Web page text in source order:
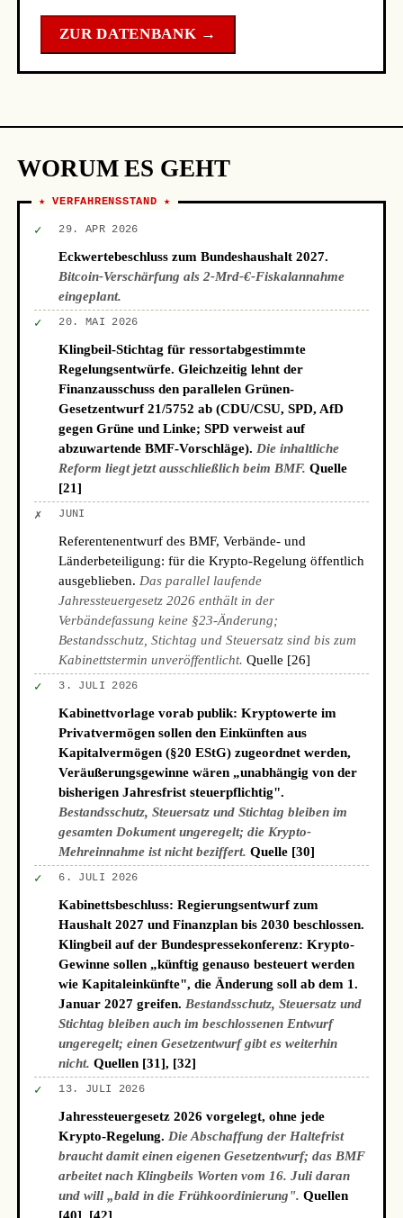
ZUR DATENBANK →
WORUM ES GEHT
★ VERFAHRENSSTAND ★
✓ 29. APR 2026
Eckwertebeschluss zum Bundeshaushalt 2027.
Bitcoin-Verschärfung als 2-Mrd-€-Fiskalannahme
eingeplant.
✓ 20. MAI 2026
Klingbeil-Stichtag für ressortabgestimmte
Regelungsentwürfe. Gleichzeitig lehnt der
Finanzausschuss den parallelen Grünen-
Gesetzentwurf 21/5752 ab (CDU/CSU, SPD, AfD
gegen Grüne und Linke; SPD verweist auf
abzuwartende BMF-Vorschläge). Die inhaltliche
Reform liegt jetzt ausschließlich beim BMF. Quelle
[21]
✗ JUNI
Referentenentwurf des BMF, Verbände- und
Länderbeteiligung: für die Krypto-Regelung öffentlich
ausgeblieben. Das parallel laufende
Jahressteuergesetz 2026 enthält in der
Verbändefassung keine §23-Änderung;
Bestandsschutz, Stichtag und Steuersatz sind bis zum
Kabinettstermin unveröffentlicht. Quelle [26]
✓ 3. JULI 2026
Kabinettvorlage vorab publik: Kryptowerte im
Privatvermögen sollen den Einkünften aus
Kapitalvermögen (§20 EStG) zugeordnet werden,
Veräußerungsgewinne wären „unabhängig von der
bisherigen Jahresfrist steuerpflichtig".
Bestandsschutz, Steuersatz und Stichtag bleiben im
gesamten Dokument ungeregelt; die Krypto-
Mehreinnahme ist nicht beziffert. Quelle [30]
✓ 6. JULI 2026
Kabinettsbeschluss: Regierungsentwurf zum
Haushalt 2027 und Finanzplan bis 2030 beschlossen.
Klingbeil auf der Bundespressekonferenz: Krypto-
Gewinne sollen „künftig genauso besteuert werden
wie Kapitaleinkünfte", die Änderung soll ab dem 1.
Januar 2027 greifen. Bestandsschutz, Steuersatz und
Stichtag bleiben auch im beschlossenen Entwurf
ungeregelt; einen Gesetzentwurf gibt es weiterhin
nicht. Quellen [31], [32]
✓ 13. JULI 2026
Jahressteuergesetz 2026 vorgelegt, ohne jede
Krypto-Regelung. Die Abschaffung der Haltefrist
braucht damit einen eigenen Gesetzentwurf; das BMF
arbeitet nach Klingbeils Worten vom 16. Juli daran
und will „bald in die Frühkoordinierung". Quellen